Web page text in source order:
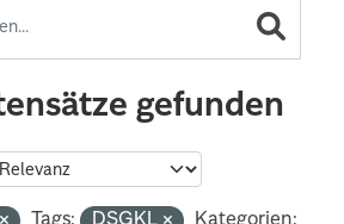
gefunden
Tags: DSGKL
Kategorien: